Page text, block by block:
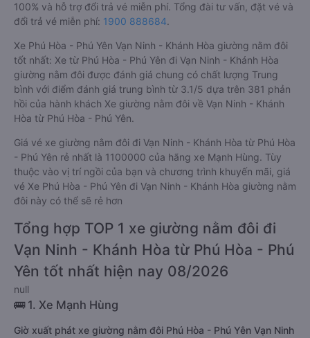
100% và hỗ trợ đổi trả vé miễn phí. Tổng đài tư vấn, đặt vé và
đổi trả vé miễn phí: 1900 888684.
Xe Phú Hòa - Phú Yên Vạn Ninh - Khánh Hòa giường nằm đôi
tốt nhất: Xe từ Phú Hòa - Phú Yên đi Vạn Ninh - Khánh Hòa
giường nằm đôi được đánh giá chung có chất lượng Trung
bình với điểm đánh giá trung bình từ 3.1/5 dựa trên 381 phản
hồi của hành khách Xe giường nằm đôi về Vạn Ninh - Khánh
Hòa từ Phú Hòa - Phú Yên.
Giá vé xe giường nằm đôi đi Vạn Ninh - Khánh Hòa từ Phú Hòa
- Phú Yên rẻ nhất là 1100000 của hãng xe Mạnh Hùng. Tùy
thuộc vào vị trí ngồi của bạn và chương trình khuyến mãi, giá
vé Xe Phú Hòa - Phú Yên đi Vạn Ninh - Khánh Hòa giường nằm
đôi này có thể sẽ rẻ hơn
Tổng hợp TOP 1 xe giường nằm đôi đi
Vạn Ninh - Khánh Hòa từ Phú Hòa - Phú
Yên tốt nhất hiện nay 08/2026
null
🚌 1. Xe Mạnh Hùng
Giờ xuất phát xe giường nằm đôi Phú Hòa - Phú Yên Vạn Ninh